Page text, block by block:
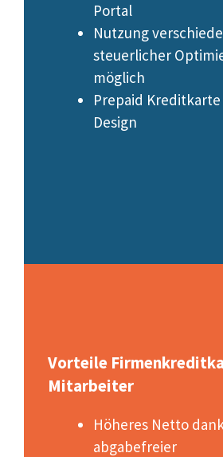
Portal
Nutzung
steuerlicher
möglich
Prepaid
Design
Vorteile
Mitarbeiter
Höheres Netto
abgabefreier